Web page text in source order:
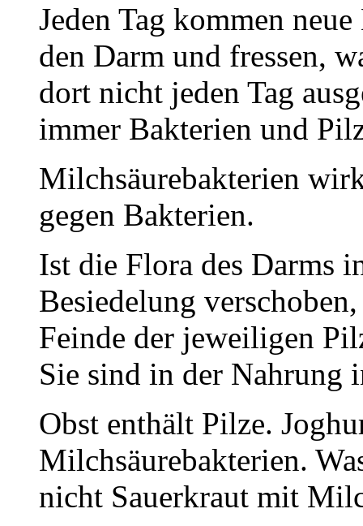
Jeden Tag kommen
den Darm und fressen,
dort nicht jeden Tag
immer Bakterien und
Milchsäurebakterien
gegen Bakterien.
Ist die Flora des Darms
Besiedelung
Feinde der jeweiligen
Sie sind in der Nahrung
Obst enthält Pilze.
Milchsäurebakterien.
nicht Sauerkraut mit